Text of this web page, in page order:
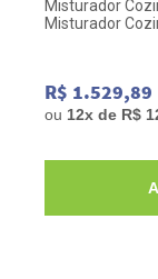
Misturador
Misturador
R$ 1.529,89
ou 12x de R$